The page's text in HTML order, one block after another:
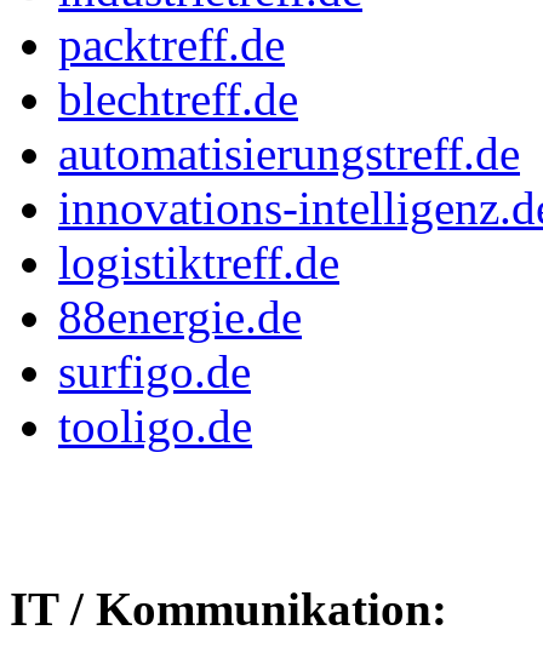
packtreff.de
blechtreff.de
automatisierungstreff.de
innovations-
logistiktreff.de
88energie.de
surfigo.de
tooligo.de
IT / Kommunikation: